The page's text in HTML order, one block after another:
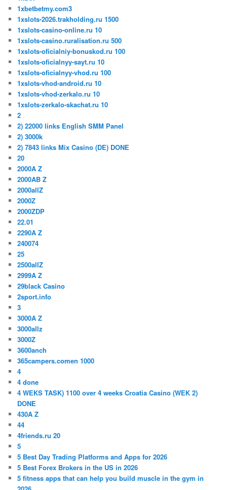
1xbetbetmy.com3
1xslots-2026.trakholding.ru 1500
1xslots-casino-online.ru 10
1xslots-casino.ruralisation.ru 500
1xslots-oficialniy-bonuskod.ru 100
1xslots-oficialnyy-sayt.ru 10
1xslots-oficialnyy-vhod.ru 100
1xslots-vhod-android.ru 10
1xslots-vhod-zerkalo.ru 10
1xslots-zerkalo-skachat.ru 10
2
2) 22000 links English SMM Panel
2) 3000k
2) 7843 links Mix Casino (DE) DONE
20
2000A Z
2000AB Z
2000allZ
2000Z
2000ZDP
22.01
2290A Z
240074
25
2500allZ
2999A Z
29black Casino
2sport.info
3
3000A Z
3000allz
3000Z
3600anch
365campers.comen 1000
4
4 done
4 WEKS TASK) 1100 over 4 weeks Croatia Casino (WEK 2)
DONE
430A Z
44
4friends.ru 20
5
5 Best Day Trading Platforms and Apps for 2026
5 Best Forex Brokers in the US in 2026
5 fitness apps that can help you build muscle in the gym in